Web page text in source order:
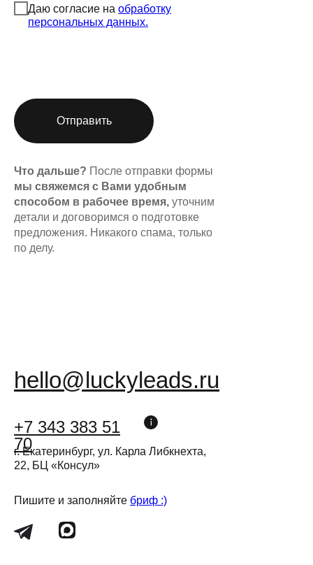
Даю согласие на обработку
персональных данных.
Отправить
Что дальше? После отправки формы
мы свяжемся с Вами удобным
способом в рабочее время, уточним
детали и договоримся о подготовке
предложения. Никакого спама, только
по делу.
hello@luckyleads.ru
г. Екатеринбург, ул. Карла Либкнехта,
22, БЦ «Консул»
+7 343 383 51
70
Пишите и заполняйте бриф :)